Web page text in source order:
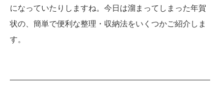
になっていたりしますね。今日は溜まってしまった年賀
状の、簡単で便利な整理・収納法をいくつかご紹介しま
す。